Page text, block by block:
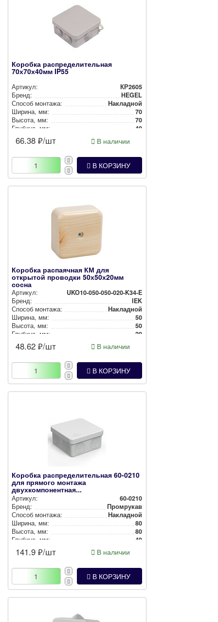
Коробка распределительная
70х70х40мм IP55
Артикул:
КР2605
Бренд:
HEGEL
Способ монтажа:
Накладной
Ширина, мм:
70
Высота, мм:
70
Глубина, мм:
40
Степень защиты:
Цвет:
Серый
66.38 ₽/шт В наличии
В КОРЗИНУ
Коробка распаячная КМ для
открытой проводки 50х50х20мм
сосна
Артикул:
UKO10-050-050-020-K34-E
Бренд:
IEK
Способ монтажа:
Накладной
Ширина, мм:
50
Высота, мм:
50
Глубина, мм:
20
Степень защиты:
Цвет:
Дерево
48.62 ₽/шт В наличии
В КОРЗИНУ
Коробка распределительная 60-0210
для прямого монтажа
двухкомпонентная...
Артикул:
60-0210
Бренд:
Промрукав
Способ монтажа:
Накладной
Ширина, мм:
80
Высота, мм:
80
Глубина, мм:
40
Степень защиты:
Цвет:
Серая
141.9 ₽/шт В наличии
В КОРЗИНУ